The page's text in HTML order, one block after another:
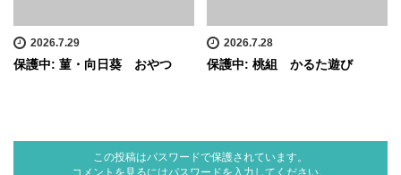
2026.7.29
保護中: 菫・向日葵 おやつ
2026.7.28
保護中: 桃組 かるた遊び
この投稿はパスワードで保護されています。
コメントを見るにはパスワードを入力してください。